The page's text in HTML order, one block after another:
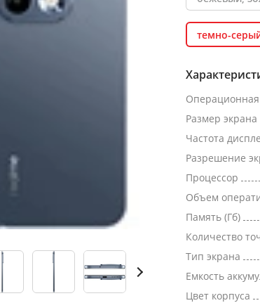
темно-
Операционная
Размер экрана
Частота
Разрешение
Процессор
Объем
Память (Гб)
Количество
Тип экрана
Емкость
Цвет корпуса